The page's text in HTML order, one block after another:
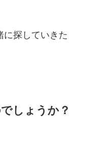
に探していきた
しょうか？